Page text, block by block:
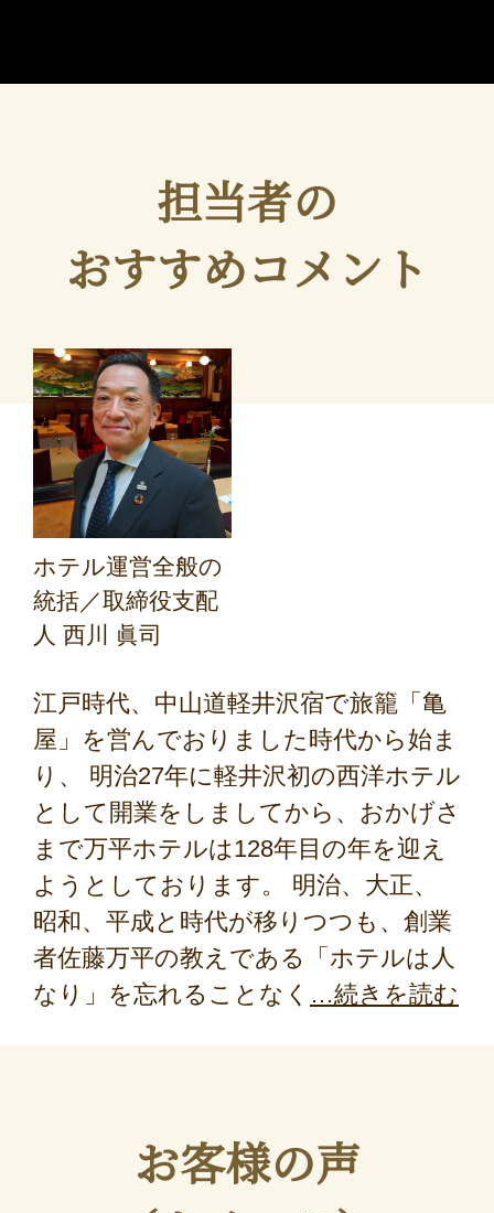
担当者の
おすすめコメント
ホテル運営全般の
統括／取締役支配
人 西川 眞司
江戸時代、中山道軽井沢宿で旅籠「亀
屋」を営んでおりました時代から始ま
り、 明治27年に軽井沢初の西洋ホテル
として開業をしましてから、おかげさ
まで万平ホテルは128年目の年を迎え
ようとしております。 明治、大正、
昭和、平成と時代が移りつつも、創業
者佐藤万平の教えである「ホテルは人
なり」を忘れることなく
続きを読む
お客様の声